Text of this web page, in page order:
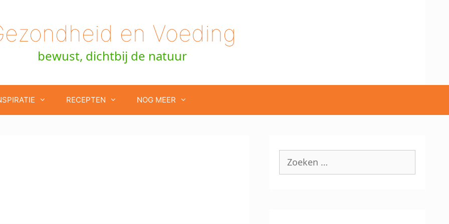
en Voeding
bewust, dichtbij de natuur
RECEPTEN NOG MEER
Zoek
naar: